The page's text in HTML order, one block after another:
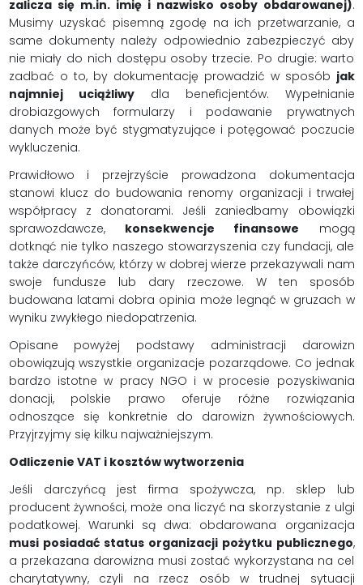
zalicza się m.in. imię i nazwisko osoby obdarowanej).
Musimy uzyskać pisemną zgodę na ich przetwarzanie, a
same dokumenty należy odpowiednio zabezpieczyć aby
nie miały do nich dostępu osoby trzecie. Po drugie: warto
zadbać o to, by dokumentację prowadzić w sposób jak
najmniej uciążliwydla beneficjentów. Wypełnianie
drobiazgowych formularzy i podawanie prywatnych
danych może być stygmatyzujące i potęgować poczucie
wykluczenia.
Prawidłowo i przejrzyście prowadzona dokumentacja
stanowi klucz do budowania renomy organizacji i trwałej
współpracy z donatorami. Jeśli zaniedbamy obowiązki
sprawozdawcze, konsekwencje finansowe mogą
dotknąć nie tylko naszego stowarzyszenia czy fundacji, ale
także darczyńców, którzy w dobrej wierze przekazywali nam
swoje fundusze lub dary rzeczowe. W ten sposób
budowana latami dobra opinia może legnąć w gruzach w
wyniku zwykłego niedopatrzenia.
Opisane powyżej podstawy administracji darowizn
obowiązują wszystkie organizacje pozarządowe. Co jednak
bardzo istotne w pracy NGO i w procesie pozyskiwania
donacji, polskie prawo oferuje różne rozwiązania
odnoszące się konkretnie do darowizn żywnościowych.
Przyjrzyjmy się kilku najważniejszym.
Odliczenie VAT i kosztów wytworzenia
Jeśli darczyńcą jest firma spożywcza, np. sklep lub
producent żywności, może ona liczyć na skorzystanie z ulgi
podatkowej. Warunki są dwa: obdarowana organizacja
musi posiadać status organizacji pożytku publicznego,
a przekazana darowizna musi zostać wykorzystana na cel
charytatywny, czyli na rzecz osób w trudnej sytuacji